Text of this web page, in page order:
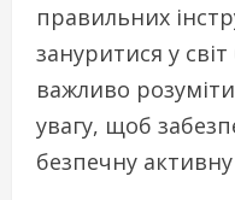
правильних
зануритися у
важливо
увагу, щоб
безпечну